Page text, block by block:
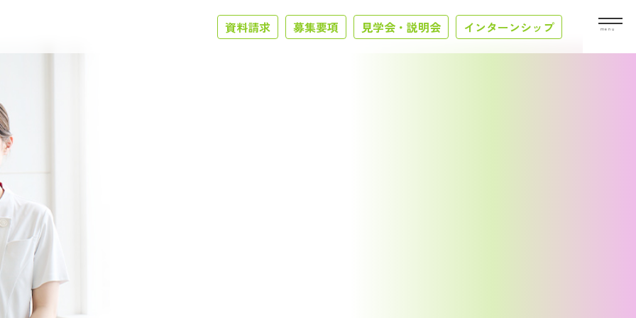
資料請求 募集要項 見学会・説明会 インターンシップ